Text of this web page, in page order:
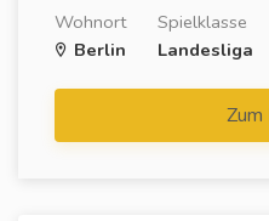
Wohnort
Berlin
Spielklasse
Landesliga